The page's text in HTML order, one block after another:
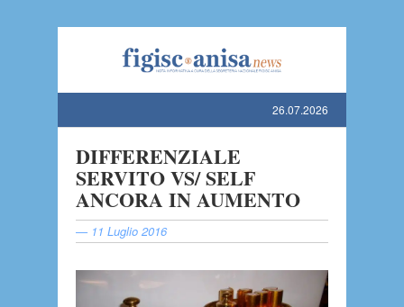
Figisc-Anisa News26.07.2026
DIFFERENZIALE
SERVITO VS/ SELF
ANCORA IN AUMENTO
— 11 Luglio 2016